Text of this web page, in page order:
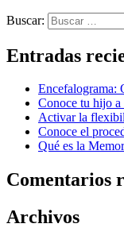
Buscar:
Entradas
Encefalograma:
Conoce tu hijo a
Activar la
Conoce el
Qué es la
Comentarios
Archivos